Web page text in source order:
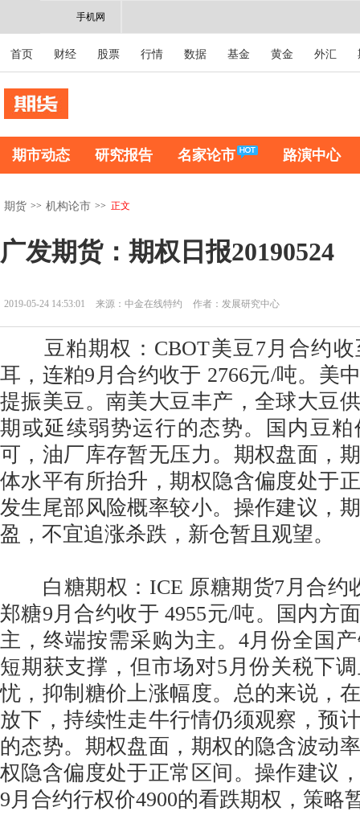
手机网
首页 财经 股票 行情 数据 基金 黄金 外汇
期市动态 研究报告 名家论市 路演中心
期货 >> 机构论市 >> 正文
广发期货：期权日报20190524
2019-05-24 14:53:01 来源：中金在线特约 作者：发展研究中心
豆粕期权：CBOT美豆7月合约收
耳，连粕9月合约收于 2766元/吨。美
提振美豆。南美大豆丰产，全球大豆
期或延续弱势运行的态势。国内豆
可，油厂库存暂无压力。期权盘面，
体水平有所抬升，期权隐含偏度处于
发生尾部风险概率较小。操作建议，
盈，不宜追涨杀跌，新仓暂且观望。
白糖期权：ICE 原糖期货7月合约
郑糖9月合约收于 4955元/吨。国内方
主，终端按需采购为主。4月份全国
短期获支撑，但市场对5月份关税下
忧，抑制糖价上涨幅度。总的来说，
放下，持续性走牛行情仍须观察，预
的态势。期权盘面，期权的隐含波动
权隐含偏度处于正常区间。操作建议
9月合约行权价4900的看跌期权，策略